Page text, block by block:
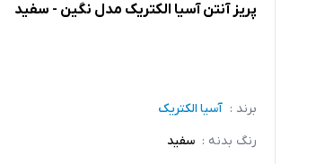
پریز آنتن آسیا الکتریک مدل نگین - سفید
برند : آسیا الکتریک
رنگ بدنه : سفید